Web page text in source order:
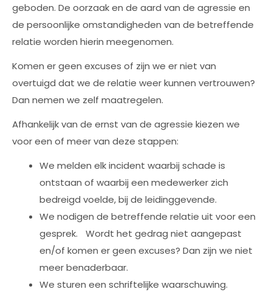
geboden. De oorzaak en de aard van de agressie en
de persoonlijke omstandigheden van de betreffende
relatie worden hierin meegenomen.
Komen er geen excuses of zijn we er niet van
overtuigd dat we de relatie weer kunnen vertrouwen?
Dan nemen we zelf maatregelen.
Afhankelijk van de ernst van de agressie kiezen we
voor een of meer van deze stappen:
We melden elk incident waarbij schade is
ontstaan of waarbij een medewerker zich
bedreigd voelde, bij de leidinggevende.
We nodigen de betreffende relatie uit voor een
gesprek. Wordt het gedrag niet aangepast
en/of komen er geen excuses? Dan zijn we niet
meer benaderbaar.
We sturen een schriftelijke waarschuwing.